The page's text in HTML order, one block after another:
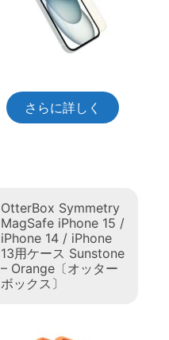
さらに詳しく
OtterBox Symmetry
MagSafe iPhone 15 /
iPhone 14 / iPhone
13用ケース Sunstone
– Orange〔オッター
ボックス〕